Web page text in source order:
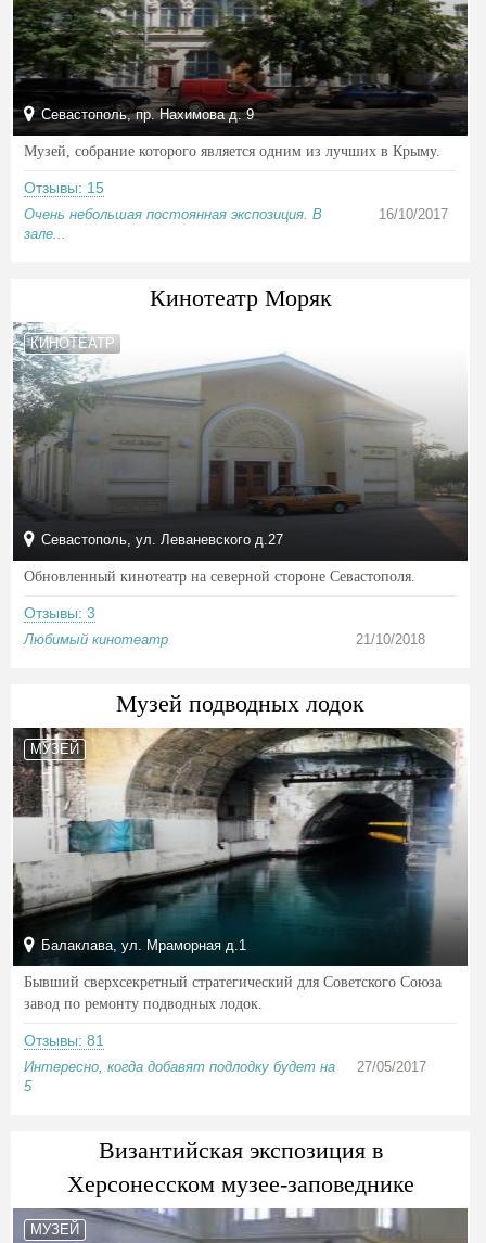
Севастополь, пр. Нахимова д. 9
Музей, собрание которого является одним из лучших в Крыму.
Отзывы: 15
Очень небольшая постоянная экспозиция. В
зале...
16/10/2017
Кинотеатр Моряк
КИНОТЕАТР
Севастополь, ул. Леваневского д.27
Обновленный кинотеатр на северной стороне Севастополя.
Отзывы: 3
Любимый кинотеатр 21/10/2018
Музей подводных лодок
МУЗЕЙ
Балаклава, ул. Мраморная д.1
Бывший сверхсекретный стратегический для Советского Союза
завод по ремонту подводных лодок.
Отзывы: 81
Интересно, когда добавят подлодку будет на
5
27/05/2017
Византийская экспозиция в
Херсонесском музее-заповеднике
МУЗЕЙ